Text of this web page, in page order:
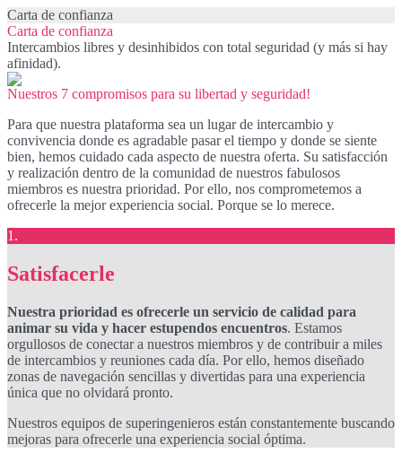
Carta de confianza
Carta de confianza
Intercambios libres y desinhibidos con total seguridad (y más si hay
afinidad).
Nuestros 7 compromisos para su libertad y seguridad!
Para que nuestra plataforma sea un lugar de intercambio y
convivencia donde es agradable pasar el tiempo y donde se siente
bien, hemos cuidado cada aspecto de nuestra oferta. Su satisfacción
y realización dentro de la comunidad de nuestros fabulosos
miembros es nuestra prioridad. Por ello, nos comprometemos a
ofrecerle la mejor experiencia social. Porque se lo merece.
1.
Satisfacerle
Nuestra prioridad es ofrecerle un servicio de calidad para
animar su vida y hacer estupendos encuentros. Estamos
orgullosos de conectar a nuestros miembros y de contribuir a miles
de intercambios y reuniones cada día. Por ello, hemos diseñado
zonas de navegación sencillas y divertidas para una experiencia
única que no olvidará pronto.
Nuestros equipos de superingenieros están constantemente buscando
mejoras para ofrecerle una experiencia social óptima.